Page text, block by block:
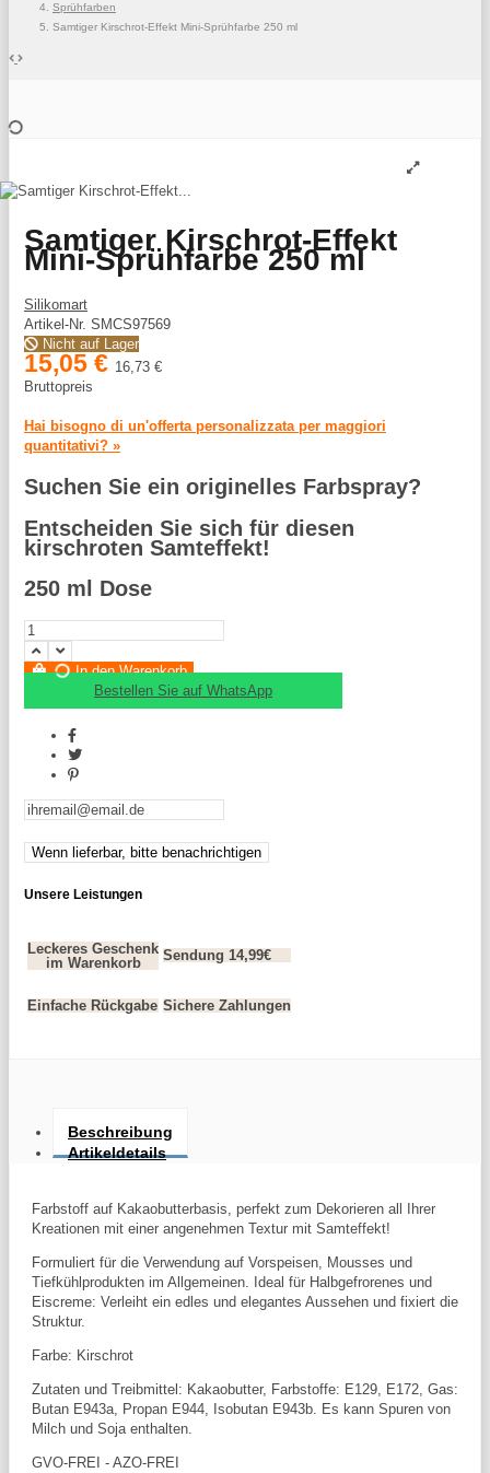
Sprühfarben
Samtiger Kirschrot-Effekt Mini-Sprühfarbe 250 ml
Samtiger Kirschrot-Effekt
Mini-Sprühfarbe 250 ml
Silikomart
Artikel-Nr. SMCS97569
Nicht auf Lager
15,05 € 16,73 €
Bruttopreis
Hai bisogno di un'offerta personalizzata per maggiori
quantitativi? »
Suchen Sie ein originelles Farbspray?
Entscheiden Sie sich für diesen
kirschroten Samteffekt!
250 ml Dose
In den Warenkorb
Bestellen Sie auf WhatsApp
Unsere Leistungen
Leckeres Geschenk
im Warenkorb
Sendung 14,99€
Einfache Rückgabe Sichere Zahlungen
Beschreibung
Artikeldetails
Farbstoff auf Kakaobutterbasis, perfekt zum Dekorieren all Ihrer
Kreationen mit einer angenehmen Textur mit Samteffekt!
Formuliert für die Verwendung auf Vorspeisen, Mousses und
Tiefkühlprodukten im Allgemeinen. Ideal für Halbgefrorenes und
Eiscreme: Verleiht ein edles und elegantes Aussehen und fixiert die
Struktur.
Farbe: Kirschrot
Zutaten und Treibmittel: Kakaobutter, Farbstoffe: E129, E172, Gas:
Butan E943a, Propan E944, Isobutan E943b. Es kann Spuren von
Milch und Soja enthalten.
GVO-FREI - AZO-FREI